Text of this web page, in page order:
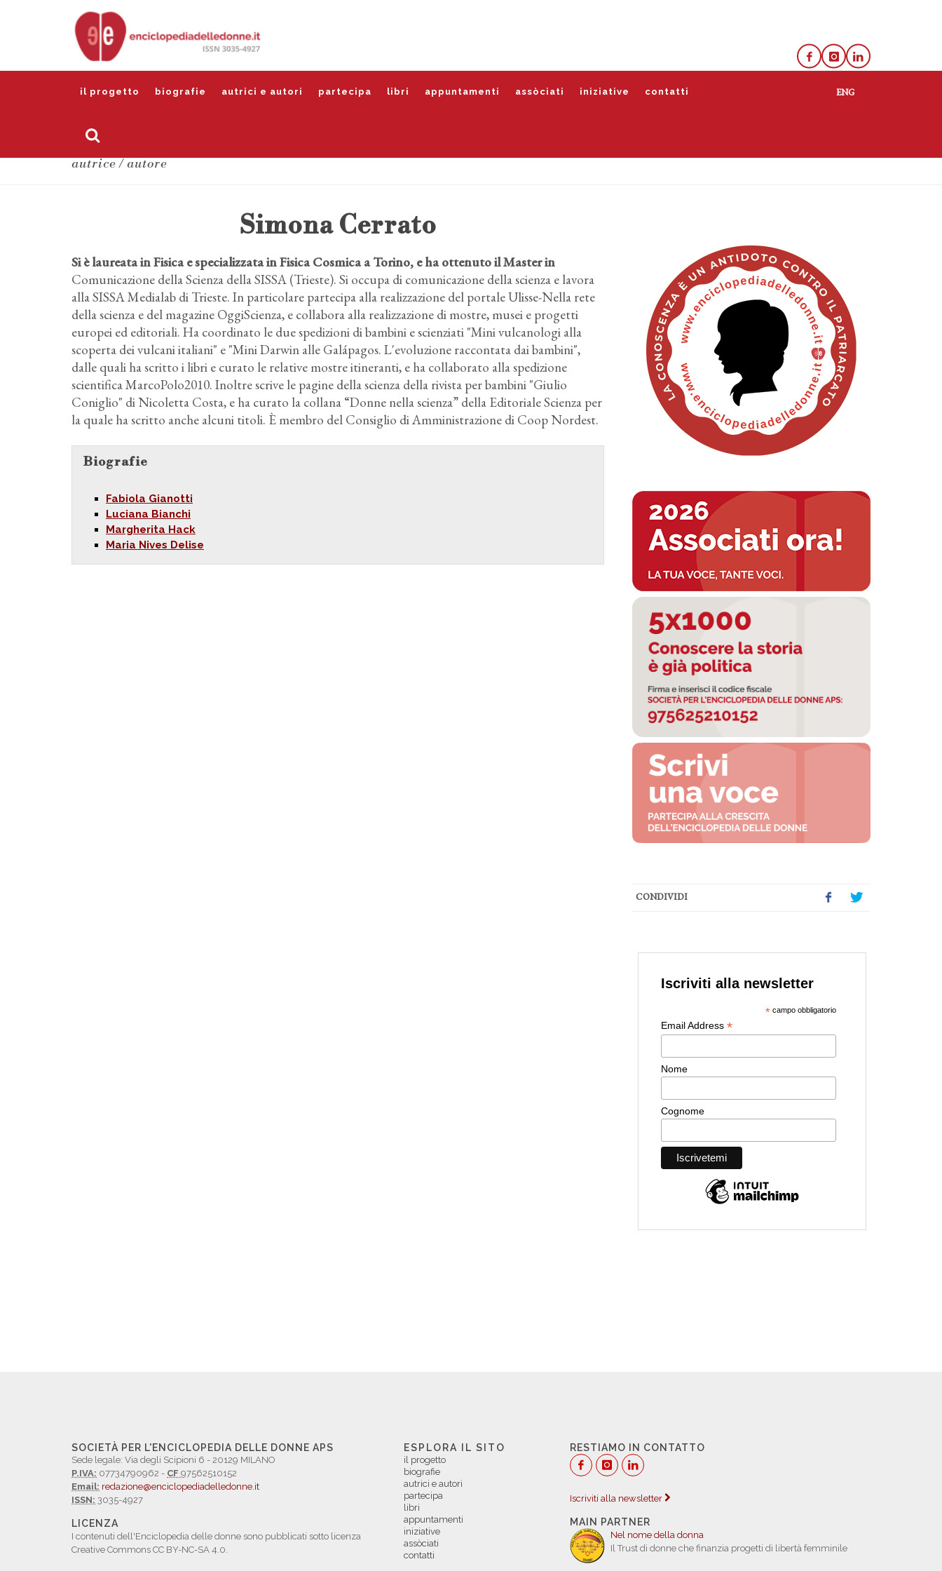
il progetto biografie autrici e autori partecipa libri appuntamenti assòciati iniziative contatti
autrice / autore
CONDIVIDI
Simona Cerrato
Si è laureata in Fisica e specializzata in Fisica Cosmica a Torino, e ha ottenuto il Master in
Comunicazione della Scienza della SISSA (Trieste). Si occupa di comunicazione della scienza e lavora
alla SISSA Medialab di Trieste. In particolare partecipa alla realizzazione del portale Ulisse-Nella rete
della scienza e del magazine OggiScienza, e collabora alla realizzazione di mostre, musei e progetti
europei ed editoriali. Ha coordinato le due spedizioni di bambini e scienziati "Mini vulcanologi alla
scoperta dei vulcani italiani" e "Mini Darwin alle Galápagos. L'evoluzione raccontata dai bambini",
dalle quali ha scritto i libri e curato le relative mostre itineranti, e ha collaborato alla spedizione
scientifica MarcoPolo2010. Inoltre scrive le pagine della scienza della rivista per bambini "Giulio
Coniglio" di Nicoletta Costa, e ha curato la collana “Donne nella scienza” della Editoriale Scienza per
la quale ha scritto anche alcuni titoli. È membro del Consiglio di Amministrazione di Coop Nordest.
Biografie
Fabiola Gianotti
Luciana Bianchi
Margherita Hack
Maria Nives Delise
SOCIETÀ PER L'ENCICLOPEDIA DELLE DONNE APS
Sede legale: Via degli Scipioni 6 - 20129 MILANO
P.IVA: 07734790962 - CF 97562510152
Email: redazione@enciclopediadelledonne.it
ISSN: 3035-4927
LICENZA
I contenuti dell'Enciclopedia delle donne sono pubblicati sotto licenza
Creative Commons CC BY-NC-SA 4.0.
ESPLORA IL SITO
il progetto
biografie
autrici e autori
partecipa
libri
appuntamenti
iniziative
assòciati
contatti
RESTIAMO IN CONTATTO
Iscriviti alla newsletter
MAIN PARTNER
Nel nome della donna
Il Trust di donne che finanzia progetti di libertà femminile